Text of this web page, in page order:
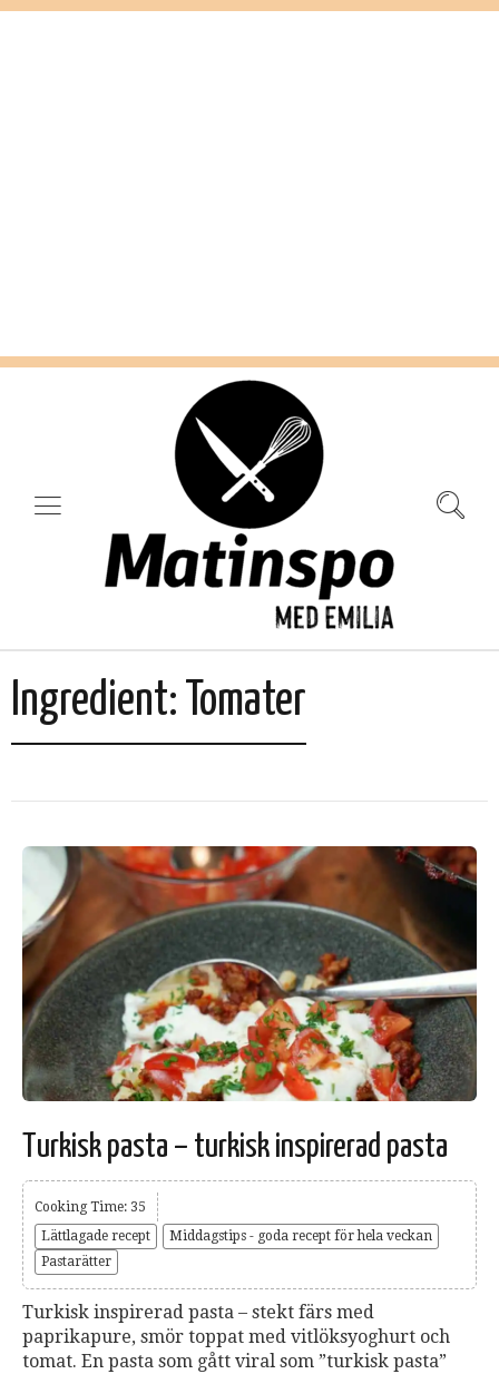
Ingredient: Tomater
Turkisk pasta – turkisk inspirerad pasta
Cooking Time: 35
Lättlagade recept
Middagstips - goda recept för hela veckan
Pastarätter
Turkisk inspirerad pasta – stekt färs med
paprikapure, smör toppat med vitlöksyoghurt och
tomat. En pasta som gått viral som ”turkisk pasta”